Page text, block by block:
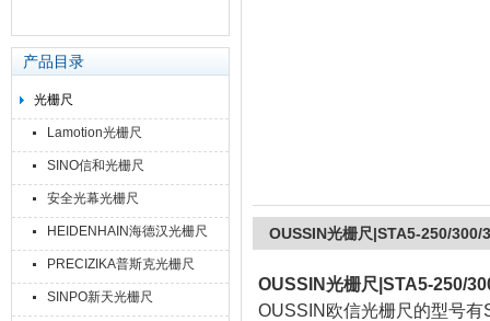
产品目录
光栅尺
Lamotion光栅尺
SINO信和光栅尺
安全光幕光栅尺
HEIDENHAIN海德汉光栅尺
PRECIZIKA普斯克光栅尺
SINPO新天光栅尺
OUSSIN光栅尺|STA5-250/300/
OUSSIN光栅尺|STA5-250/
OUSSIN欧信光栅尺的型号